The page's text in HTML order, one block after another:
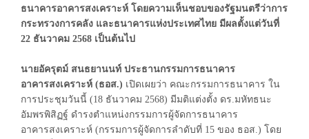
ธนาคารอาคารสงเคราะห์ โดยความเห็นชอบของรัฐมนตรีว่าการ
กระทรวงการคลัง และธนาคารแห่งประเทศไทย มีผลตั้งแต่วันที่
22 ธันวาคม 2568 เป็นต้นไป
นายอัครุตม์ สนธยานนท์ ประธานกรรมการธนาคาร
อาคารสงเคราะห์ (ธอส.) เปิดเผยว่า คณะกรรมการธนาคาร ใน
การประชุมวันนี้ (18 ธันวาคม 2568) มีมติแต่งตั้ง ดร.มหัทธนะ
อัมพรพิสิฏฐ์ ดำรงตำแหน่งกรรมการผู้จัดการธนาคาร
อาคารสงเคราะห์ (กรรมการผู้จัดการลำดับที่ 15 ของ ธอส.) โดย